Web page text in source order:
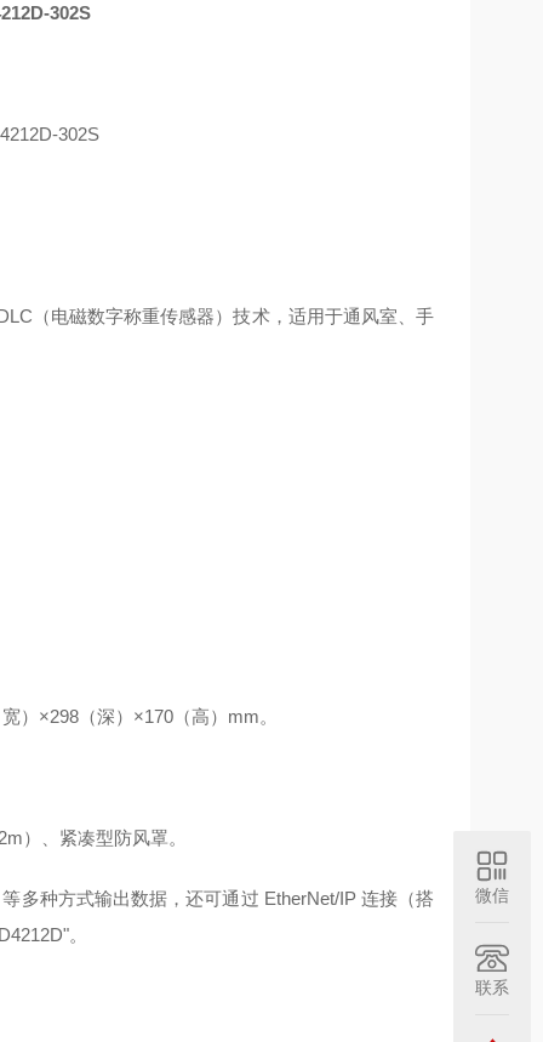
302S
（电磁数字称重传感器）技术，适用于通风室、手
）×298（深）×170（高）mm。
）、紧凑型防风罩。
多种方式输出数据，还可通过 EtherNet/IP 连接（搭
。
微信
联系